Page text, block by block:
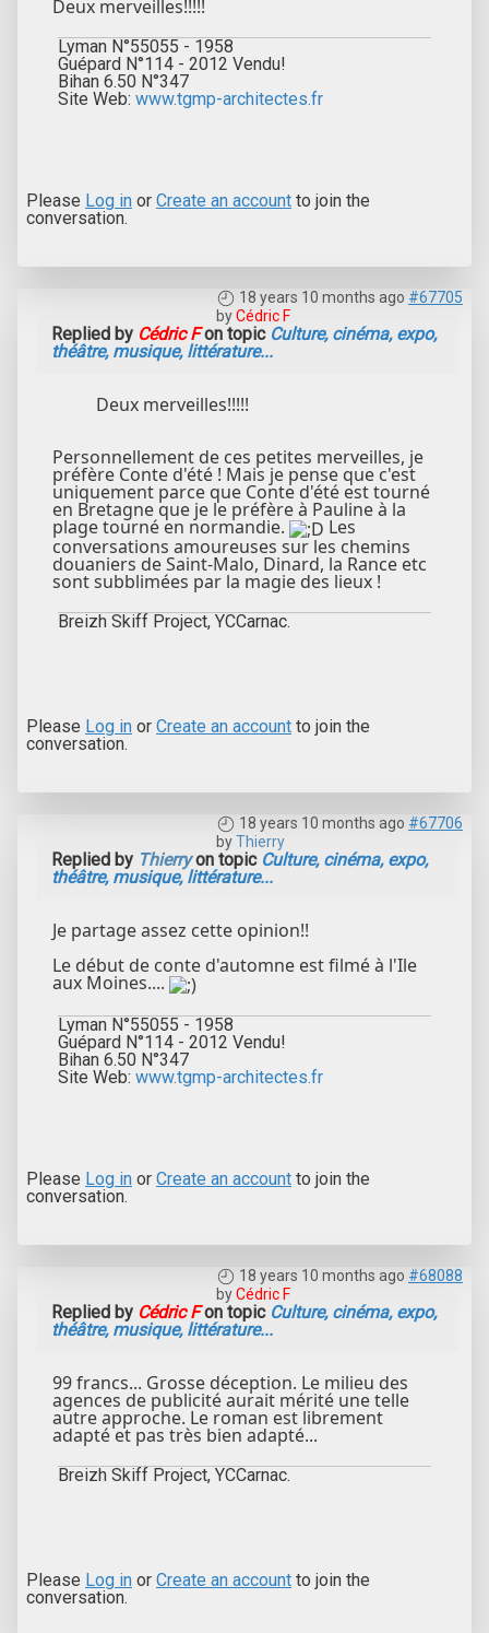
Deux merveilles!!!!!
Lyman N°55055 - 1958
Guépard N°114 - 2012 Vendu!
Bihan 6.50 N°347
Site Web: www.tgmp-architectes.fr
Please Log in or Create an account to join the
conversation.
18 years 10 months ago #67705
byCédric F
Replied by Cédric Fon topic Culture, cinéma, expo,
théâtre, musique, littérature...
Deux merveilles!!!!!
Personnellement de ces petites merveilles, je
préfère Conte d'été ! Mais je pense que c'est
uniquement parce que Conte d'été est tourné
en Bretagne que je le préfère à Pauline à la
plage tourné en normandie.
Les
conversations amoureuses sur les chemins
douaniers de Saint-Malo, Dinard, la Rance etc
sont subblimées par la magie des lieux !
Breizh Skiff Project, YCCarnac.
Please Log in or Create an account to join the
conversation.
18 years 10 months ago #67706
byThierry
Replied by Thierryon topic Culture, cinéma, expo,
théâtre, musique, littérature...
Je partage assez cette opinion!!
Le début de conte d'automne est filmé à l'Ile
aux Moines....
Lyman N°55055 - 1958
Guépard N°114 - 2012 Vendu!
Bihan 6.50 N°347
Site Web: www.tgmp-architectes.fr
Please Log in or Create an account to join the
conversation.
18 years 10 months ago #68088
byCédric F
Replied by Cédric Fon topic Culture, cinéma, expo,
théâtre, musique, littérature...
99 francs... Grosse déception. Le milieu des
agences de publicité aurait mérité une telle
autre approche. Le roman est librement
adapté et pas très bien adapté...
Breizh Skiff Project, YCCarnac.
Please Log in or Create an account to join the
conversation.